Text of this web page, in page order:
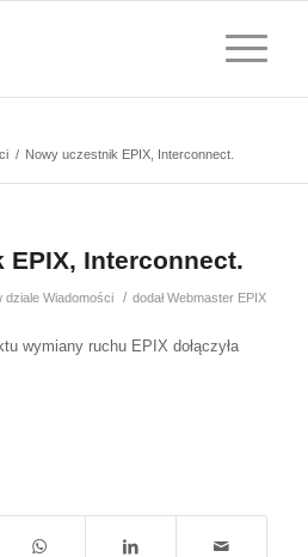
/ Nowy uczestnik EPIX, Interconnect.
EPIX, Interconnect.
dziale Wiadomości / dodałWebmaster EPIX
wymiany ruchu EPIX dołączyła